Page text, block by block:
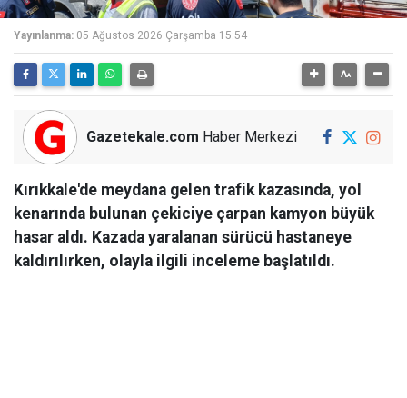
Yayınlanma: 05 Ağustos 2026 Çarşamba 15:54
Gazetekale.com Haber Merkezi
Kırıkkale'de meydana gelen trafik kazasında, yol
kenarında bulunan çekiciye çarpan kamyon büyük
hasar aldı. Kazada yaralanan sürücü hastaneye
kaldırılırken, olayla ilgili inceleme başlatıldı.